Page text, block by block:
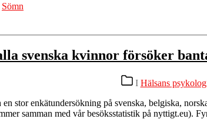
Sömn
svenska kvinnor försöker
Kategorier
I Hälsans
stor enkätundersökning på svenska, belgiska,
samman med vår besöksstatistik på nyttigt.eu).